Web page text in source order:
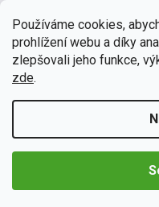
Používáme cookies,
prohlížení webu a díky
zlepšovali jeho funkce,
zde.
od4 790 Kč
i dlouhých cestách. Na první
CarPlay a AndroidAuto,...